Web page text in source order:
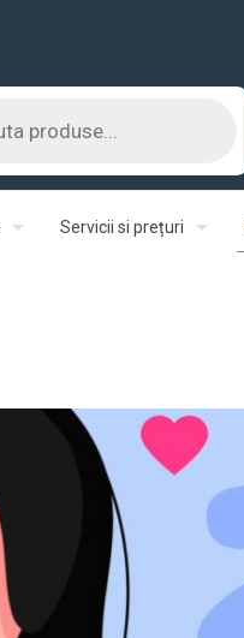
Servicii si prețuri